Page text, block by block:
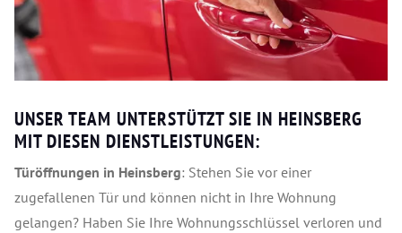
UNSER TEAM UNTERSTÜTZT SIE IN HEINSBERG
MIT DIESEN DIENSTLEISTUNGEN:
Türöffnungen in Heinsberg: Stehen Sie vor einer
zugefallenen Tür und können nicht in Ihre Wohnung
gelangen? Haben Sie Ihre Wohnungsschlüssel verloren und